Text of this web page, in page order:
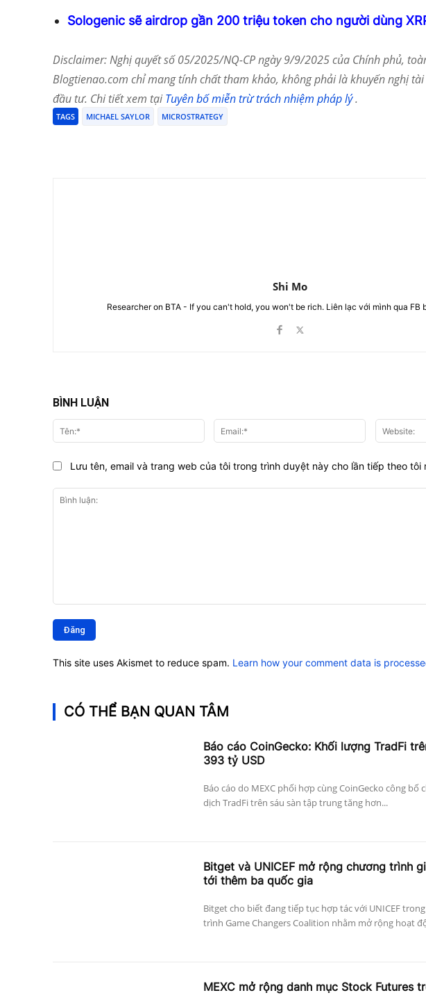
Sologenic sẽ airdrop gần 200 triệu token cho người dùng
Disclaimer: Nghị quyết số 05/2025/NQ-CP ngày 9/9/2025 của Chính phủ,
Blogtienao.com chỉ mang tính chất tham khảo, không phải là khuyến nghị
đầu tư. Chi tiết xem tạiTuyên bố miễn trừ trách nhiệm pháp lý.
TAGS MICHAEL SAYLOR MICROSTRATEGY
Shi Mo
Researcher on BTA - If you can't hold, you won't be rich. Liên lạc với mình qua FB
BÌNH LUẬN
luận:
Tên:* Email:*
Lưu tên, email và trang web của tôi trong trình duyệt này cho lần tiếp theo tôi
This site uses Akismet to reduce spam. Learn how your comment data is
CÓ THỂ BẠN QUAN TÂM
Báo cáo CoinGecko: Khối lượng TradFi
393 tỷ USD
Báo cáo do MEXC phối hợp cùng CoinGecko công bố
dịch TradFi trên sáu sàn tập trung tăng hơn...
Bitget và UNICEF mở rộng chương trình
tới thêm ba quốc gia
Bitget cho biết đang tiếp tục hợp tác với UNICEF
trình Game Changers Coalition nhằm mở rộng hoạt
MEXC mở rộng danh mục Stock Futures